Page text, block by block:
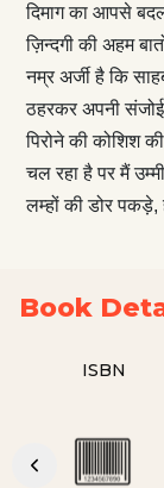
दिमाग का आपसे
ज़िन्दगी की अहम
नम्र अर्जी है कि
ठहरकर अपनी संजोई
पिरोने की कोशिश
चल रहा है पर मैं
लम्हों की डोर पकड़े,
Book
ISBN